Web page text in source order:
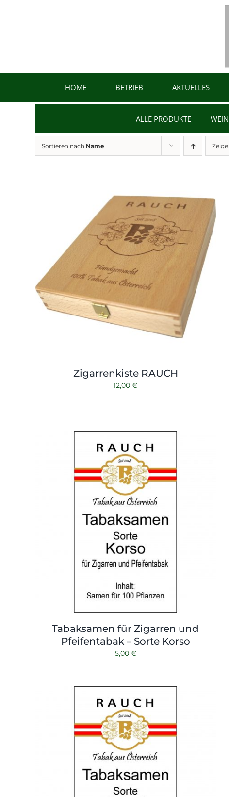
HOME BETRIEB AKTUELLES
ALLE PRODUKTE WEIN
Sortieren nach Name Zeige
Zigarrenkiste RAUCH
12,00€
Tabaksamen für Zigarren und
Pfeifentabak – Sorte Korso
5,00 €